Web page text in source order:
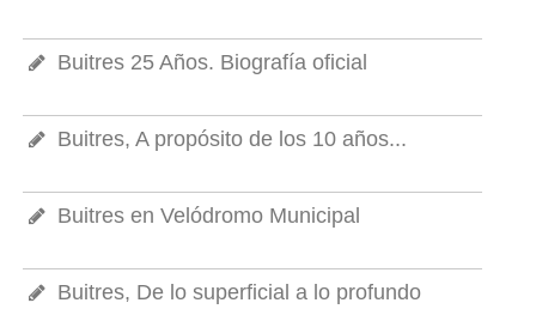
Buitres 25 Años. Biografía oficial
Buitres, A propósito de los 10 años...
Buitres en Velódromo Municipal
Buitres, De lo superficial a lo profundo